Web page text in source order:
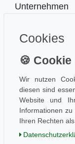
Unternehmen
Datenschutz
Information
Aktuelles
Folge uns
Einkaufen
Cookies
Wir nutzen
diesen sind
Website und
Informationen
Ihren Rechten